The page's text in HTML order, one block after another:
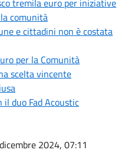
comunità
e cittadini non è costata
per la Comunità
scelta vincente
il duo Fad Acoustic
2024, 07:11